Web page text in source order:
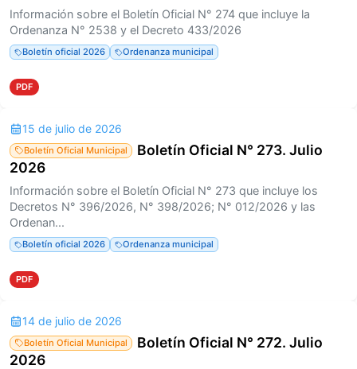
Información sobre el Boletín Oficial N° 274 que incluye la
Ordenanza N° 2538 y el Decreto 433/2026
Boletín oficial 2026 Ordenanza municipal
PDF
15 de julio de 2026
Boletín Oficial Municipal
Boletín Oficial N° 273. Julio
2026
Información sobre el Boletín Oficial N° 273 que incluye los
Decretos N° 396/2026, N° 398/2026; N° 012/2026 y las
Ordenan...
Boletín oficial 2026 Ordenanza municipal
PDF
14 de julio de 2026
Boletín Oficial Municipal
Boletín Oficial N° 272. Julio
2026